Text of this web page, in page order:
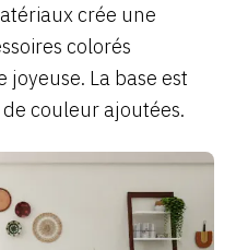
crée une
colorés
La base est
couleur ajoutées.